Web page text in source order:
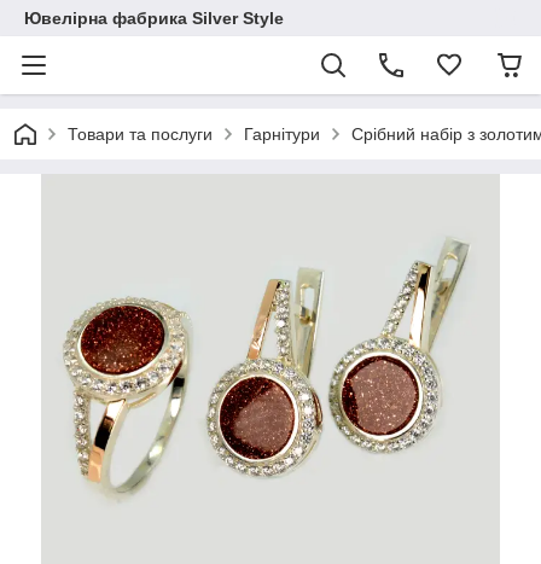
Ювелірна фабрика Silver Style
Товари та послуги Гарнітури Срібний набір з